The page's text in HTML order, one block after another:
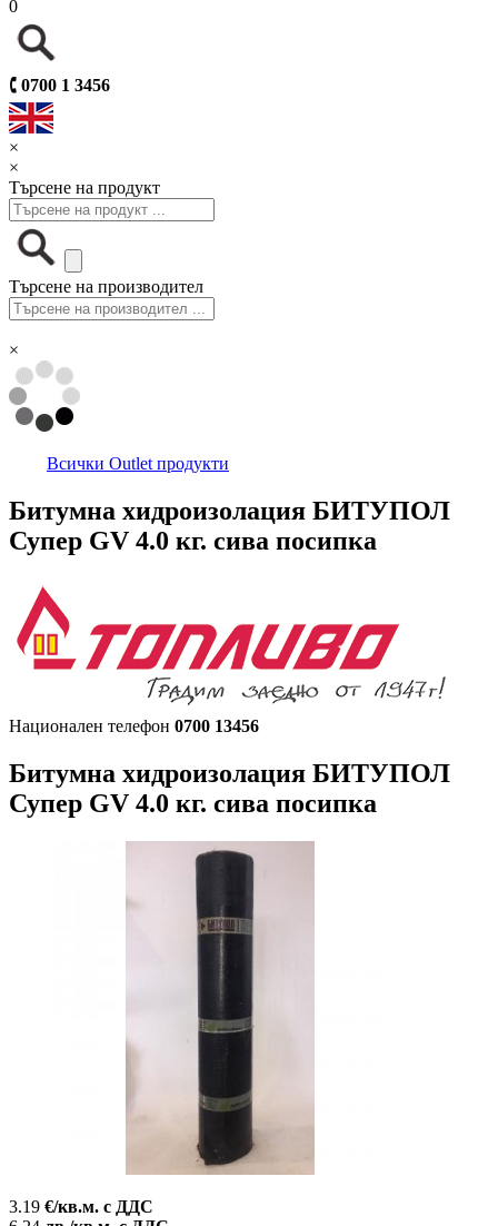
0
🕻 0700 1 3456
×
×
Търсене на продукт
Търсене на производител
×
Всички Outlet продукти
Битумна хидроизолация БИТУПОЛ
Супер GV 4.0 кг. сива посипка
Национален телефон 0700 13456
Битумна хидроизолация БИТУПОЛ
Супер GV 4.0 кг. сива посипка
3.19 €/кв.м. с ДДС